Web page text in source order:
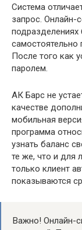
Система
запрос. Онлайн-
подразделениях
самостоятельно
После того как
паролем.
АК Барс не
качестве
мобильная
программа
узнать баланс
те же, что и для
только клиент
показываются
Важно! Онлайн-